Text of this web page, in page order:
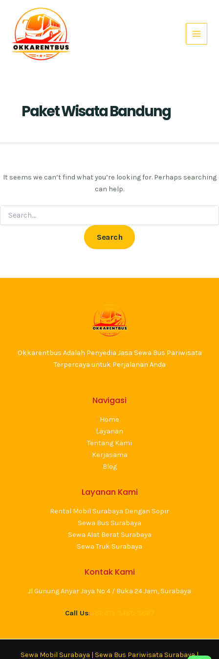
content
Menu
Paket Wisata Bandung
It seems we can’t find what you’re looking for. Perhaps searching
can help.
Okkarentbus Adalah Penyedia Jasa Sewa Bus Pariwisata
Terpercaya untuk Perjalanan Anda
Navigasi
Home
Layanan
Tentang Kami
Kerjasama
Blog
Layanan Kami
Rental Mobil Surabaya Dengan Sopir
Sewa Bus Surabaya
Sewa Alat Berat Surabaya
Sewa Truk Surabaya
Kontak Kami
Jl Gunung Anyar Jaya No 4 / Buka 24 Jam, Surabaya
Call Us:
Sewa Mobil Surabaya | Sewa Bus Pariwisata Surabaya|